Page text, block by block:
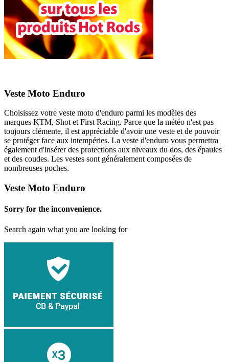
Veste Moto Enduro
Choisissez votre veste moto d'enduro parmi les modèles des
marques KTM, Shot et First Racing. Parce que la météo n'est pas
toujours clémente, il est appréciable d'avoir une veste et de pouvoir
se protéger face aux intempéries. La veste d'enduro vous permettra
également d'insérer des protections aux niveaux du dos, des épaules
et des coudes. Les vestes sont généralement composées de
nombreuses poches.
Veste Moto Enduro
Sorry for the inconvenience.
Search again what you are looking for